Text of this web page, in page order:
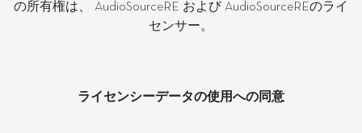
の所有権は、 AudioSourceRE および AudioSourceREのライ
センサー。
ライセンシーデータの使用への同意